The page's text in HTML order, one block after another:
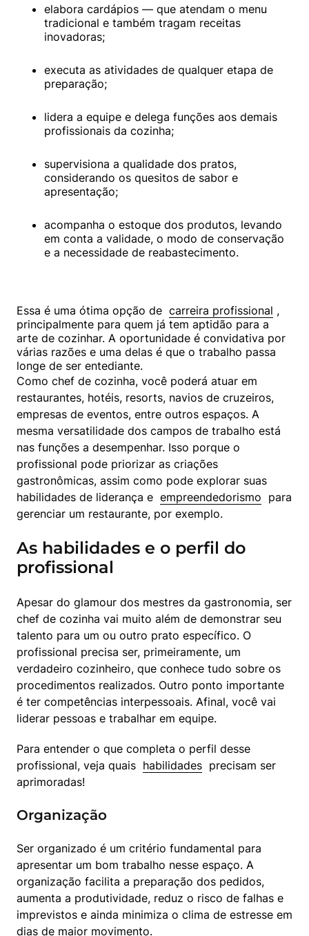
elabora cardápios — que atendam o menu
tradicional e também tragam receitas
inovadoras;
executa as atividades de qualquer etapa de
preparação;
lidera a equipe e delega funções aos demais
profissionais da cozinha;
supervisiona a qualidade dos pratos,
considerando os quesitos de sabor e
apresentação;
acompanha o estoque dos produtos, levando
em conta a validade, o modo de conservação
e a necessidade de reabastecimento.
Essa é uma ótima opção de carreira profissional ,
principalmente para quem já tem aptidão para a
arte de cozinhar. A oportunidade é convidativa por
várias razões e uma delas é que o trabalho passa
Como chef de cozinha, você poderá atuar em
restaurantes, hotéis, resorts, navios de cruzeiros,
empresas de eventos, entre outros espaços. A
mesma versatilidade dos campos de trabalho está
nas funções a desempenhar. Isso porque o
profissional pode priorizar as criações
gastronômicas, assim como pode explorar suas
habilidades de liderança e empreendedorismo
  para
gerenciar um restaurante, por exemplo.
As habilidades e o perfil do
profissional
Apesar do glamour dos mestres da gastronomia, ser
chef de cozinha vai muito além de demonstrar seu
talento para um ou outro prato específico. O
profissional precisa ser, primeiramente, um
verdadeiro cozinheiro, que conhece tudo sobre os
procedimentos realizados. Outro ponto importante
é ter competências interpessoais. Afinal, você vai
liderar pessoas e trabalhar em equipe.
Para entender o que completa o perfil desse
profissional, veja quais habilidades
  precisam ser
aprimoradas!
Organização
Ser organizado é um critério fundamental para
apresentar um bom trabalho nesse espaço. A
organização facilita a preparação dos pedidos,
aumenta a produtividade, reduz o risco de falhas e
imprevistos e ainda minimiza o clima de estresse em
dias de maior movimento.